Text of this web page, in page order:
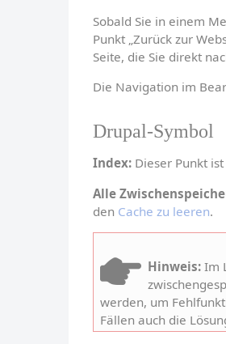
Sobald Sie in einem
Punkt „Zurück zur
Seite, die Sie direkt
Die Navigation im
Drupal-Symbol
Index: Dieser Punkt
Alle
den Cache zu leeren.
Hinweis: Im
werden, um
Fällen auch die